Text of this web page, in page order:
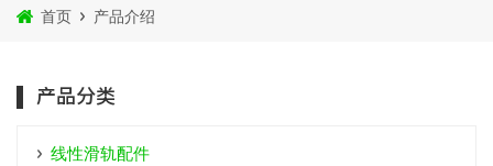
首页 产品介绍
产品分类
线性滑轨配件